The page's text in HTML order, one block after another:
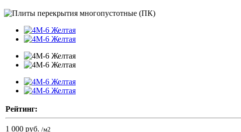
Рейтинг:
1 000 руб. /м2